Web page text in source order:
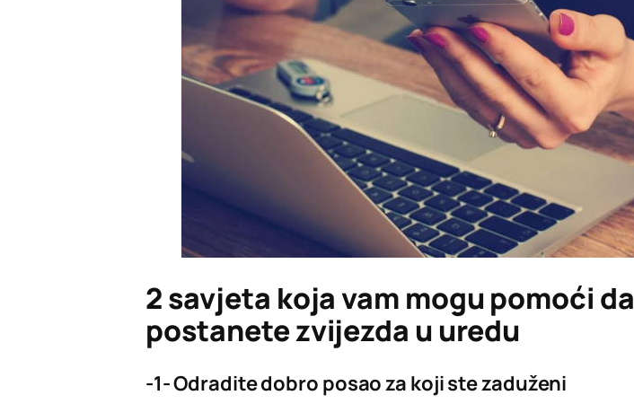
2 savjeta koja vam mogu pomoći da
postanete zvijezda u uredu
-1- Odradite dobro posao za koji ste zaduženi